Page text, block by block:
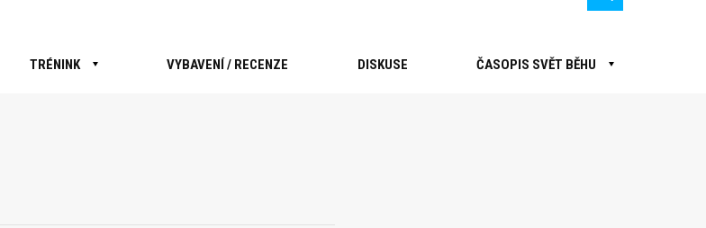
TRÉNINK VYBAVENÍ / RECENZE DISKUSE ČASOPIS SVĚT BĚHU